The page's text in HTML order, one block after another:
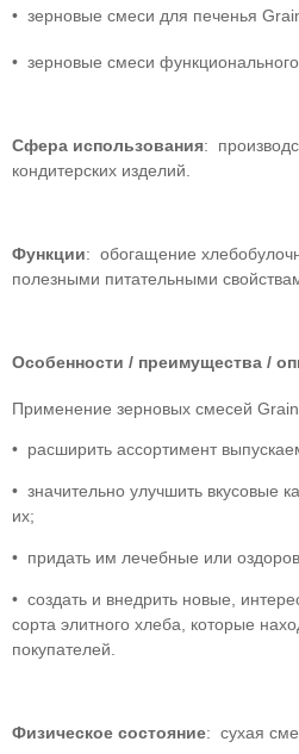
• зерновые смеси для печенья
• зерновые смеси
Сфера использования:
кондитерских изделий.
Функции: обогащение
полезными питательными
Особенности / преимущества /
Применение зерновых смесей
• расширить ассортимент
• значительно улучшить вкусовые
их;
• придать им лечебные или
• создать и внедрить новые,
сорта элитного хлеба, которые
покупателей.
Физическое состояние: cухая